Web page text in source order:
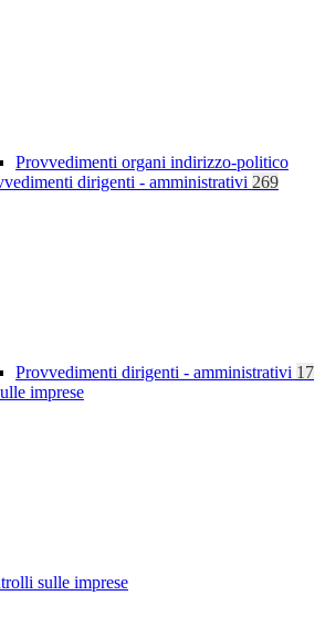
Provvedimenti organi indirizzo-politico
dirigenti - amministrativi 269
Provvedimenti dirigenti - amministrativi 17
imprese
sulle imprese